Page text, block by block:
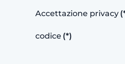
Accettazione privacy
codice (*)